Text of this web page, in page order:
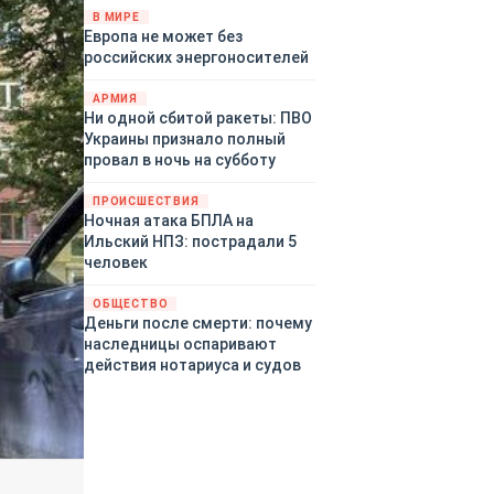
территориями Белгородской,
Брянской, Воронежской,
Курской, Липецкой,
Ростовской, Рязанской,
Самарской, Саратовской,
Тамбовской, Тульской
областей, Краснодарского
края, Республики Крым и над
акваторией Азовского моря.
В МИРЕ
Европа не может без
российских энергоносителей
АРМИЯ
Ни одной сбитой ракеты: ПВО
Украины признало полный
провал в ночь на субботу
ПРОИСШЕСТВИЯ
Ночная атака БПЛА на
Ильский НПЗ: пострадали 5
человек
ОБЩЕСТВО
Деньги после смерти: почему
наследницы оспаривают
действия нотариуса и судов